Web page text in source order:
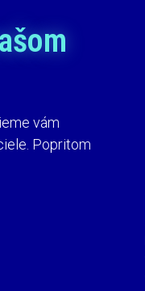
vám
Popritom